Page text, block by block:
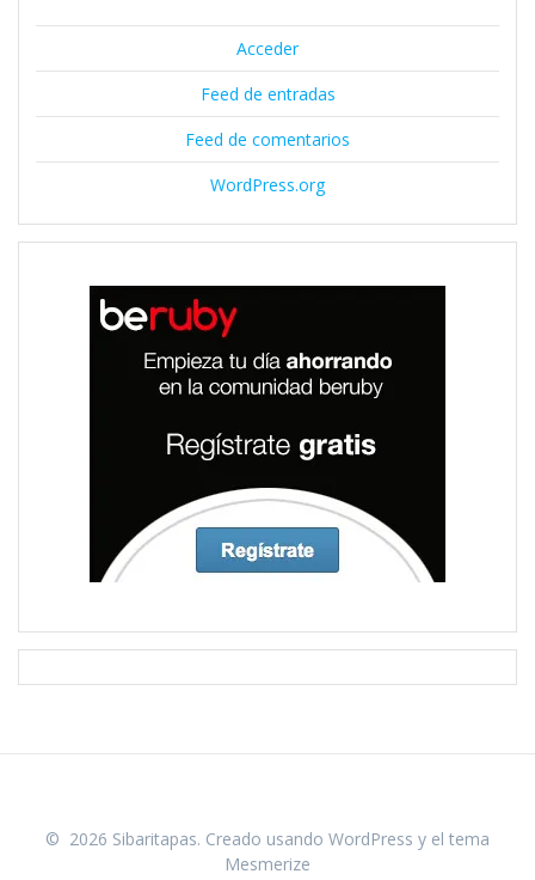
Acceder
Feed de entradas
Feed de comentarios
WordPress.org
© 2026 Sibaritapas. Creado usando WordPress y el tema
Mesmerize